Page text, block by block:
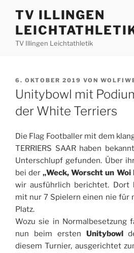
Inhalt
springen
TV ILLINGEN
TV Illingen Leichtathletik
VERÖFFENTLICHT
AM
6. OKTOBER 2019 VON
Unitybowl mit
der White Terriers
Die Flag Footballer mit dem
TERRIERS SAAR haben
Unterschlupf gefunden. Über
bei der„Weck, Worscht un Woi
wir ausführlich berichtet. Dort
mit nur 7 Spielern einen nie für
Platz.
Wozu sie in Normalbesetzung
nun beim ersten Unitybowl
diesem Turnier, ausgerichtet